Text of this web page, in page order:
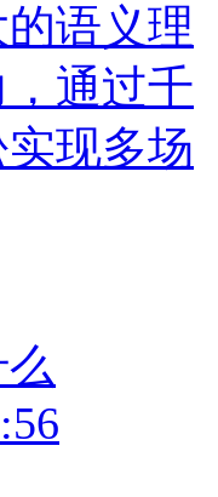
语义理
通过千
现多场